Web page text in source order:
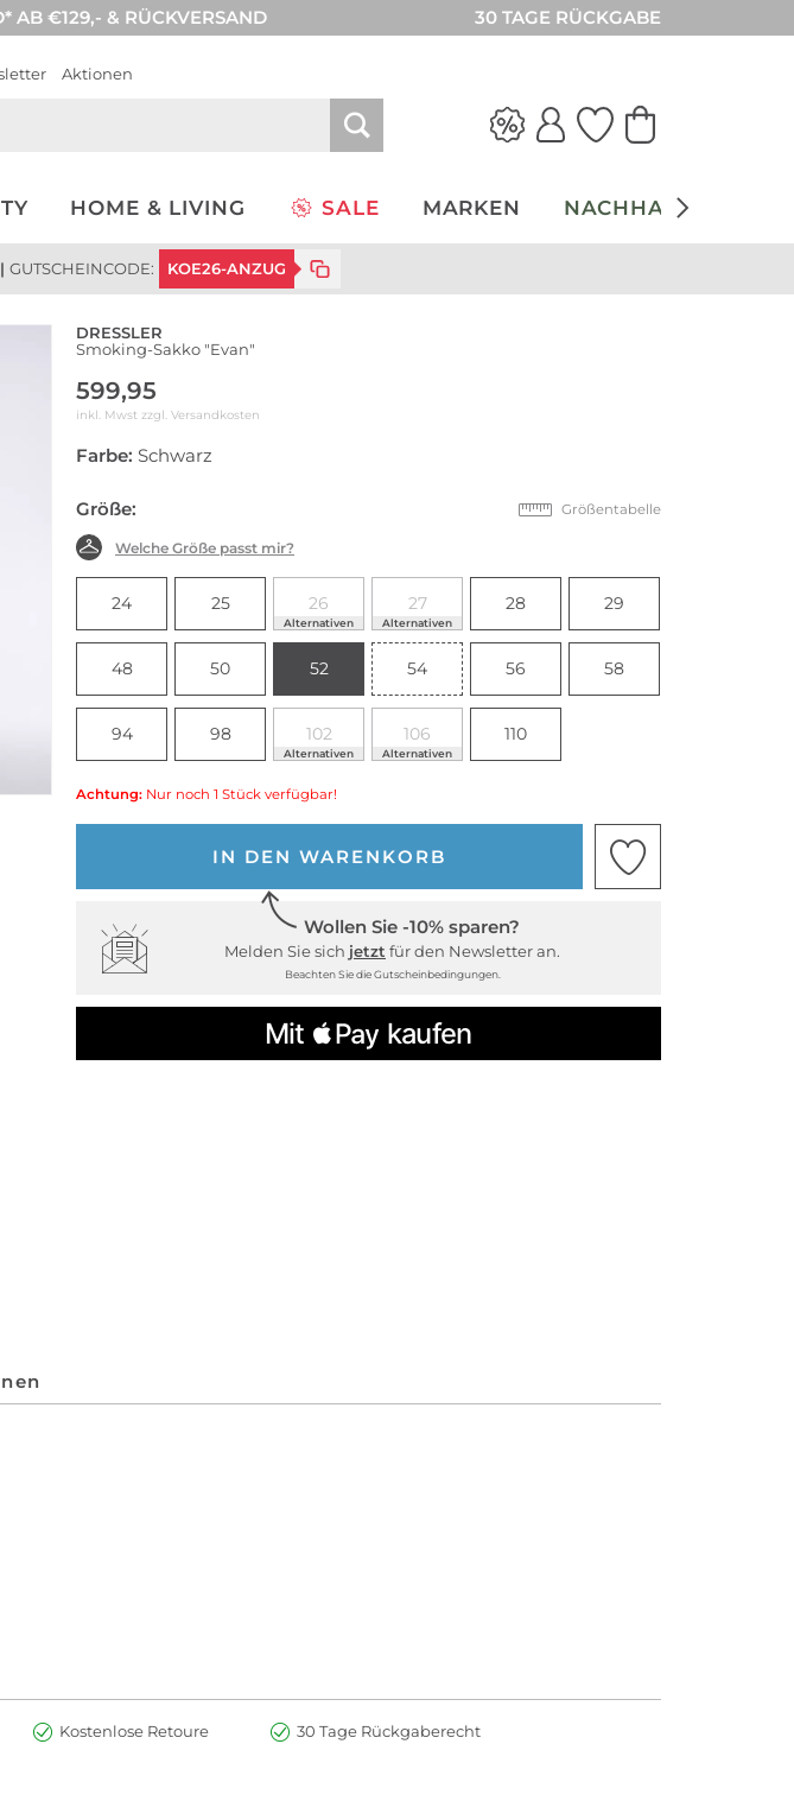
AB €129,- & RÜCKVERSAND 30 TAGE RÜCKGABE
Aktionen
HOME & LIVING SALE MARKEN NACHHALTIGKEIT
| GUTSCHEINCODE: KOE26-ANZUG
DRESSLER
Smoking-Sakko "Evan"
599,95
inkl. Mwst zzgl. Versandkosten
Farbe: Schwarz
Größe: Größentabelle
Welche Größe passt mir?
24 25 26
Alternativen
27
Alternativen
28 29
48 50 52 54 56 58
94 98 102
Alternativen
106
Alternativen
110
Achtung: Nur noch 1 Stück verfügbar!
IN DEN WARENKORB
Wollen Sie -10% sparen?
Melden Sie sich jetzt für den Newsletter an.
Beachten Sie die Gutscheinbedingungen.
Kostenlose Retoure 30 Tage Rückgaberecht